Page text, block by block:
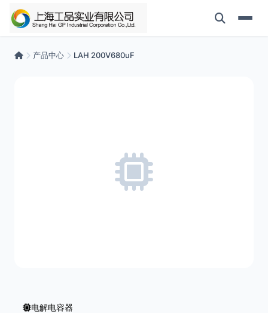
产品中心 LAH 200V680uF
电解电容器